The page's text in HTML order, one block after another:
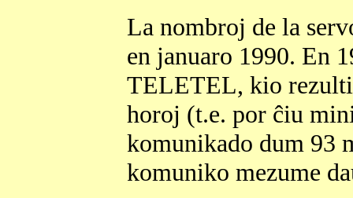
La nombroj de la
en januaro 1990. En
TELETEL, kio
horoj (t.e. por ĉiu
komunikado dum 93
komuniko mezume